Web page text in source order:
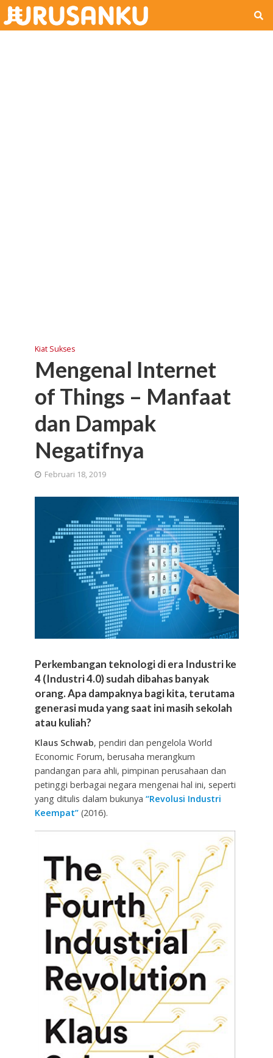
Kiat Sukses
Mengenal Internet
of Things – Manfaat
dan Dampak
Negatifnya
Februari 18, 2019
Perkembangan teknologi di era Industri ke
4 (Industri 4.0) sudah dibahas banyak
orang. Apa dampaknya bagi kita, terutama
generasi muda yang saat ini masih sekolah
atau kuliah?
Klaus Schwab, pendiri dan pengelola World
Economic Forum, berusaha merangkum
pandangan para ahli, pimpinan perusahaan dan
petinggi berbagai negara mengenai hal ini, seperti
yang ditulis dalam bukunya “Revolusi Industri
Keempat”(2016).